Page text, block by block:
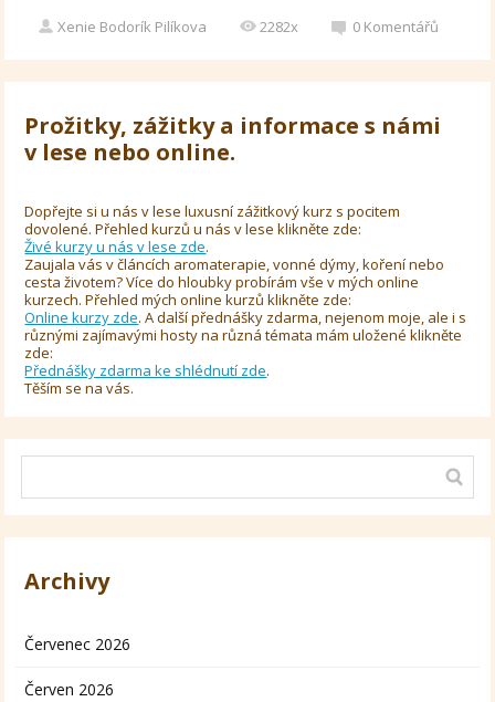
Xenie Bodorík Pilíkova 2282x 0 Komentářů
Prožitky, zážitky a informace s námi
v lese nebo online.
Dopřejte si u nás v lese luxusní zážitkový kurz s pocitem
dovolené. Přehled kurzů u nás v lese klikněte zde:
Živé kurzy u nás v lese zde.
Zaujala vás v článcích aromaterapie, vonné dýmy, koření nebo
cesta životem? Více do hloubky probírám vše v mých online
kurzech. Přehled mých online kurzů klikněte zde:
Online kurzy zde. A další přednášky zdarma, nejenom moje, ale i s
různými zajímavými hosty na různá témata mám uložené klikněte
zde:
Přednášky zdarma ke shlédnutí zde.
Těším se na vás.
Archivy
Červenec 2026
Červen 2026